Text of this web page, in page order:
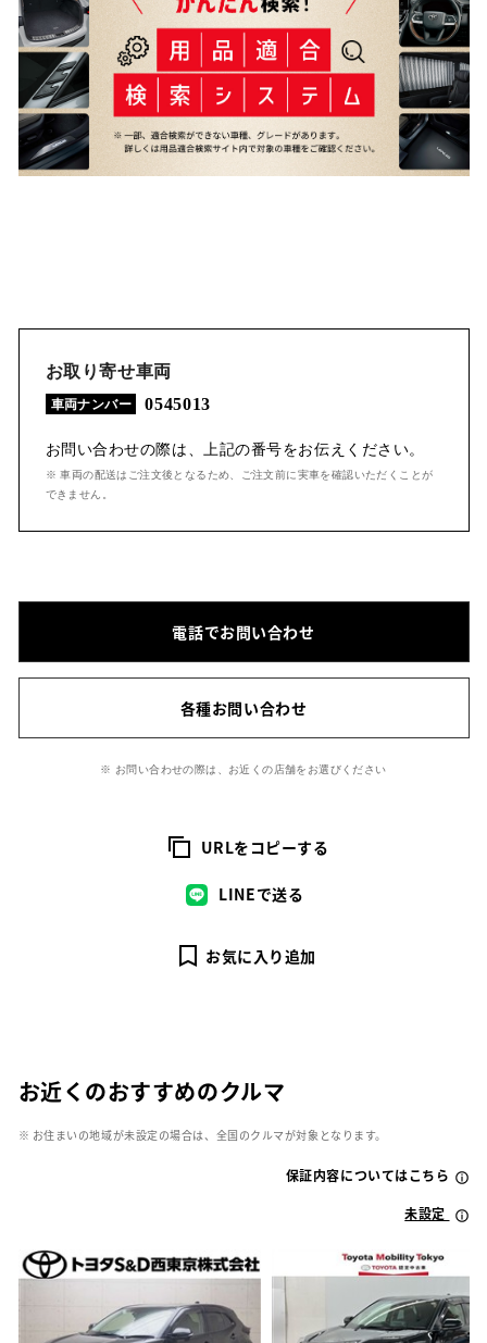
お取り寄せ車両
車両ナンバー 0545013
お問い合わせの際は、上記の番号をお伝えください。
※ 車両の配送はご注文後となるため、ご注文前に実車を確認いただくことが
できません。
電話でお問い合わせ
各種お問い合わせ
※ お問い合わせの際は、お近くの店舗をお選びください
URLをコピーする
LINEで送る
お気に入り追加
お近くのおすすめのクルマ
※ お住まいの地域が未設定の場合は、全国のクルマが対象となります。
保証内容についてはこちら
未設定